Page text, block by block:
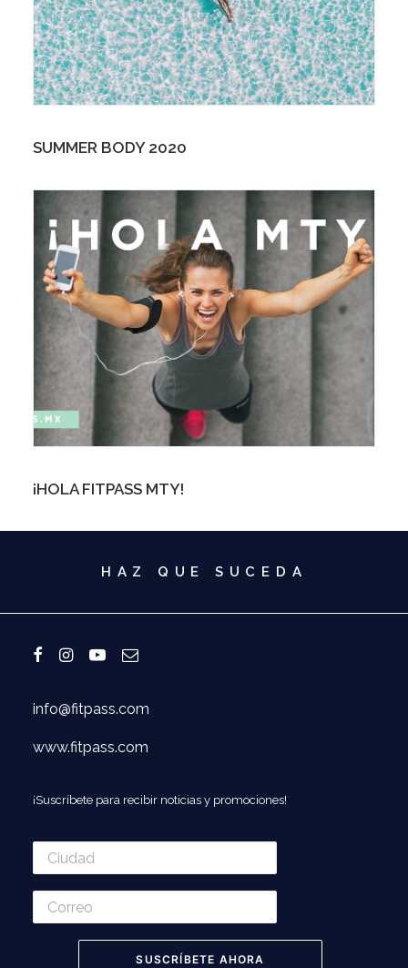
SUMMER BODY 2020
¡HOLA FITPASS MTY!
HAZ QUE SUCEDA
info@fitpass.com
www.fitpass.com
¡Suscríbete para recibir noticias y promociones!